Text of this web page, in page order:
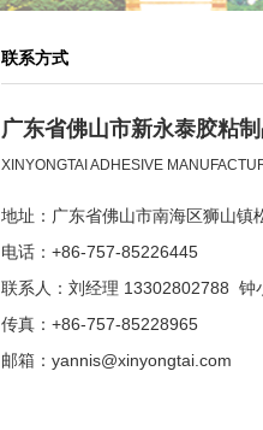
联系方式
广东省佛山市新永泰胶粘
XINYONGTAI ADHESIVE
地址：广东省佛山市南海区狮山镇
电话：+86-757-85226445
联系人：刘经理 13302802788 钟
传真：+86-757-85228965
邮箱：yannis@xinyongtai.com